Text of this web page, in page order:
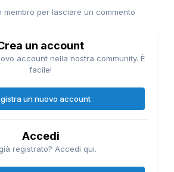
membro per lasciare un commento
un account
account nella nostra community. È
facile!
un nuovo account
Accedi
registrato? Accedi qui.